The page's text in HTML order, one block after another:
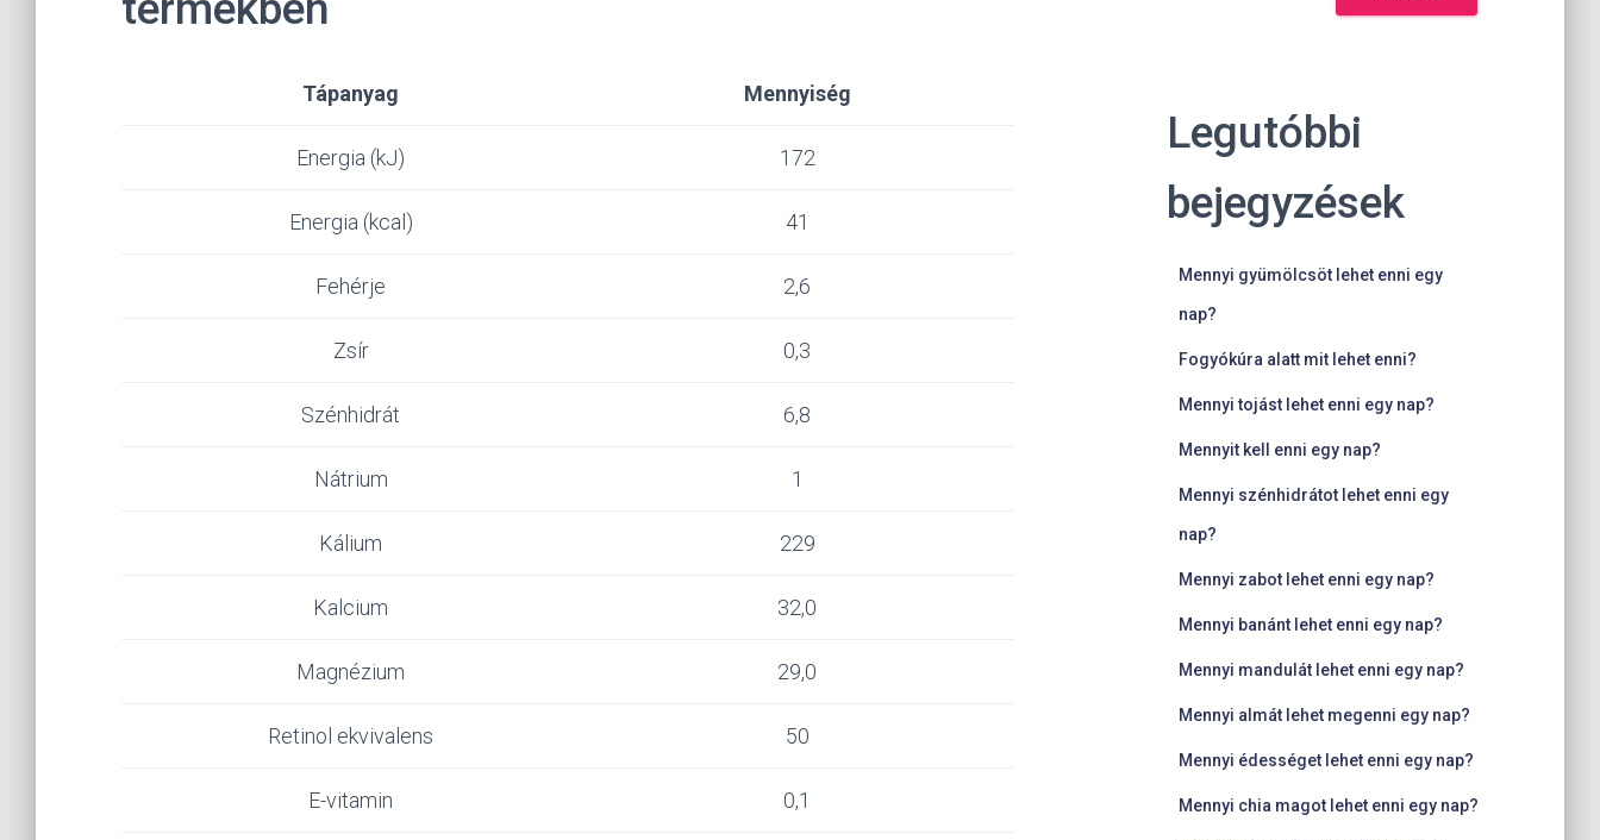
Tápanyag Mennyiség
Energia (kJ) 172
Energia (kcal) 41
Fehérje 2,6
Zsír 0,3
Szénhidrát 6,8
Nátrium 1
Kálium 229
Kalcium 32,0
Magnézium 29,0
Retinol ekvivalens 50
E-vitamin 0,1
Legutóbbi
bejegyzések
Mennyi gyümölcsöt lehet enni egy
nap?
Fogyókúra alatt mit lehet enni?
Mennyi tojást lehet enni egy nap?
Mennyit kell enni egy nap?
Mennyi szénhidrátot lehet enni egy
nap?
Mennyi zabot lehet enni egy nap?
Mennyi banánt lehet enni egy nap?
Mennyi mandulát lehet enni egy nap?
Mennyi almát lehet megenni egy nap?
Mennyi édességet lehet enni egy nap?
Mennyi chia magot lehet enni egy nap?